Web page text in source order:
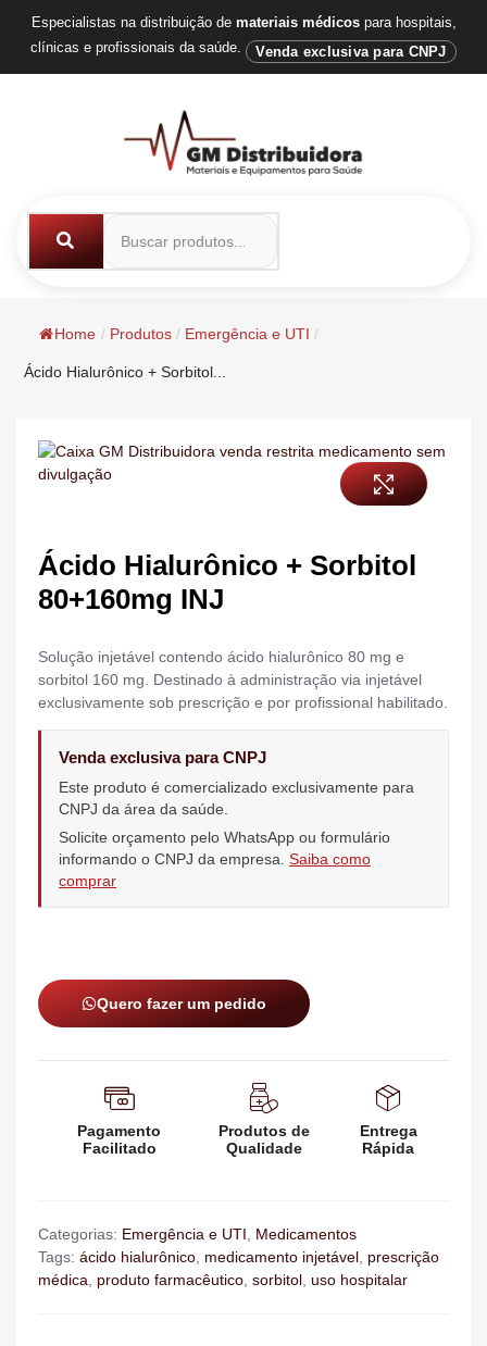
Especialistas na distribuição de materiais médicospara hospitais,
clínicas e profissionais da saúde.
Venda exclusiva para CNPJ
Home / Produtos / Emergência e UTI /
Ácido Hialurônico + Sorbitol...
Ácido Hialurônico + Sorbitol
80+160mg INJ
Solução injetável contendo ácido hialurônico 80 mg e
sorbitol 160 mg. Destinado à administração via injetável
exclusivamente sob prescrição e por profissional habilitado.
Venda exclusiva para CNPJ
Este produto é comercializado exclusivamente para
CNPJ da área da saúde.
Solicite orçamento pelo WhatsApp ou formulário
informando o CNPJ da empresa. Saiba como
comprar
Quero fazer um pedido
Pagamento
Facilitado
Produtos de
Qualidade
Entrega
Rápida
Categorias: Emergência e UTI, Medicamentos
Tags: ácido hialurônico, medicamento injetável, prescrição
médica, produto farmacêutico, sorbitol, uso hospitalar